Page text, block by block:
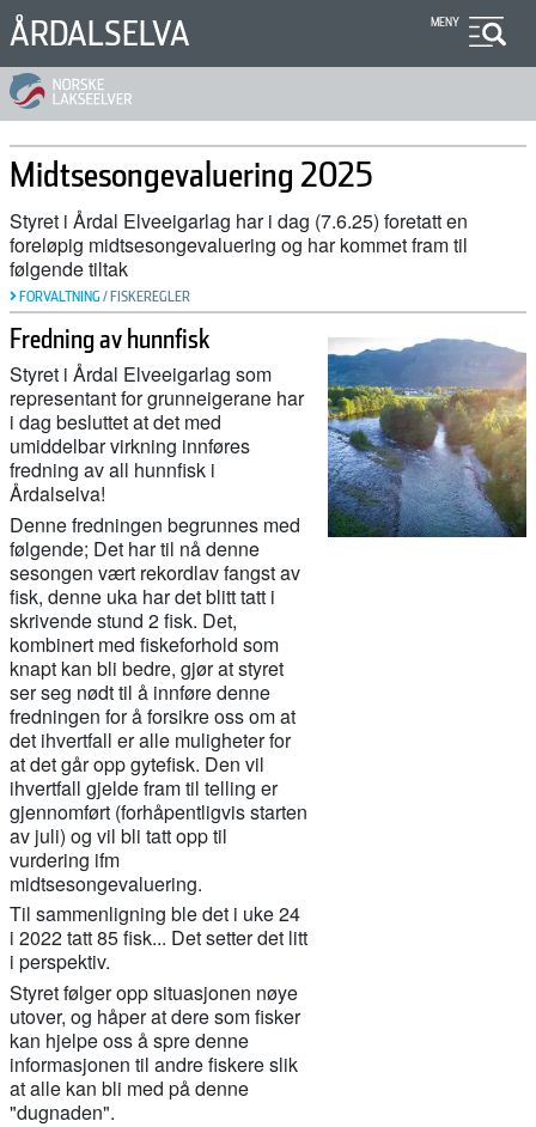
Hopp
til
hovedinnhold
ÅRDALSELVA MENY
Midtsesongevaluering 2025
Styret i Årdal Elveeigarlag har i dag (7.6.25) foretatt en
foreløpig midtsesongevaluering og har kommet fram til
følgende tiltak
FORVALTNING / FISKEREGLER
Fredning av hunnfisk
Styret i Årdal Elveeigarlag som
representant for grunneigerane har
i dag besluttet at det med
umiddelbar virkning innføres
fredning av all hunnfisk i
Årdalselva!
Denne fredningen begrunnes med
følgende; Det har til nå denne
sesongen vært rekordlav fangst av
fisk, denne uka har det blitt tatt i
skrivende stund 2 fisk. Det,
kombinert med fiskeforhold som
knapt kan bli bedre, gjør at styret
ser seg nødt til å innføre denne
fredningen for å forsikre oss om at
det ihvertfall er alle muligheter for
at det går opp gytefisk. Den vil
ihvertfall gjelde fram til telling er
gjennomført (forhåpentligvis starten
av juli) og vil bli tatt opp til
vurdering ifm
midtsesongevaluering.
Til sammenligning ble det i uke 24
i 2022 tatt 85 fisk... Det setter det litt
i perspektiv.
Styret følger opp situasjonen nøye
utover, og håper at dere som fisker
kan hjelpe oss å spre denne
informasjonen til andre fiskere slik
at alle kan bli med på denne
"dugnaden".